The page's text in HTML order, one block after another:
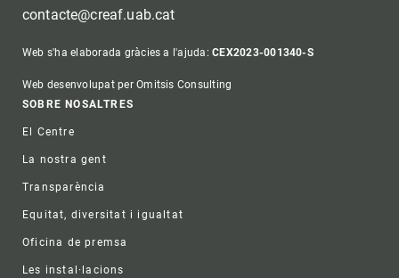
contacte@creaf.uab.cat
Web s'ha elaborada gràcies a l'ajuda:CEX2023-001340-S
Web desenvolupat per Omitsis Consulting
Footer
SOBRE NOSALTRES
El Centre
La nostra gent
Transparència
Equitat, diversitat i igualtat
Oficina de premsa
Les instal·lacions